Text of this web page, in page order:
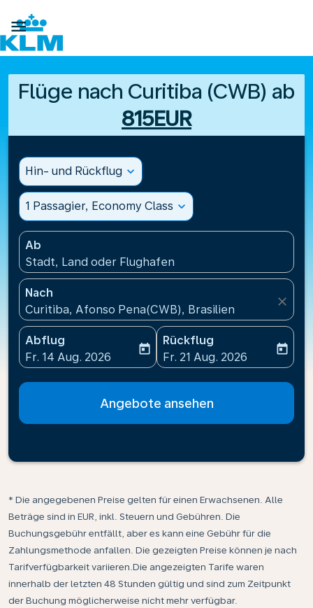

Flüge nach Curitiba (CWB) ab
815EUR
Hin- und Rückflug expand_more
1 Passagier, Economy Class expand_more
Ab
Stadt, Land oder Flughafen
Nach
Curitiba, Afonso Pena(CWB), Brasilien
close
Abflug
fc-booking-departure-date-aria-label
Fr. 14 Aug. 2026
today
Rückflug
fc-booking-return-date-
Fr. 21 Aug. 2026
today
Angebote ansehen
* Die angegebenen Preise gelten für einen Erwachsenen. Alle
Beträge sind in EUR, inkl. Steuern und Gebühren. Die
Buchungsgebühr entfällt, aber es kann eine Gebühr für die
Zahlungsmethode anfallen. Die gezeigten Preise können je nach
Tarifverfügbarkeit variieren.Die angezeigten Tarife waren
innerhalb der letzten 48 Stunden gültig und sind zum Zeitpunkt
der Buchung möglicherweise nicht mehr verfügbar.